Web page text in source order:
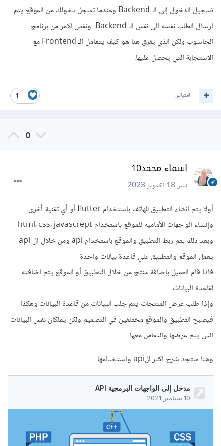
تسجيل الدخول إلى الـ Backend وعندما تسجل دخولك من الموقع يتم
إرسال الطلب نفسه إلى نفس الـ Backend ونفس الامر من برنامج
الحاسوب ولكن الذي يفرق هنا هو كيف يتعامل الـ Frontend مع
الاستجابة التي يحصل عليها.
1 اقتباس
0
اسماء محمد10
نشر18 أكتوبر 2023
أولا يتم إنشاء التطبيق للهاتف باستخدام flutter أو أي تقنية أخرى
وإنشاء الواجهات الأمامية للموقع باستخدام html، css، javascrept
وبعد ذلك يتم ربط التطبيق والموقع باستخدام api ومن خلال ال api
يعمل الموقع والتطبيق علي قاعدة بيانات واحدة
فإذا قام العميل بإضافة منتج من خلال التطبيق أو الموقع يتم إضافته
لقاعدة البيانات
وإذا طلب عرض المنتجات يتم جلب البيانات من قاعدة البيانات وهكذا
فيصبح التطبيق والموقع مختلفين في التصميم ولكن يملكان نفس البيانات
التي يتم عرضها والتعامل معها
وهنا ستجد شرح اكثر للapi واستخدامها